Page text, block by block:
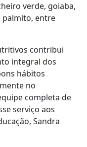
verde, goiaba,
palmito, entre
contribui
integral dos
hábitos
no
completa de
serviço aos
Sandra